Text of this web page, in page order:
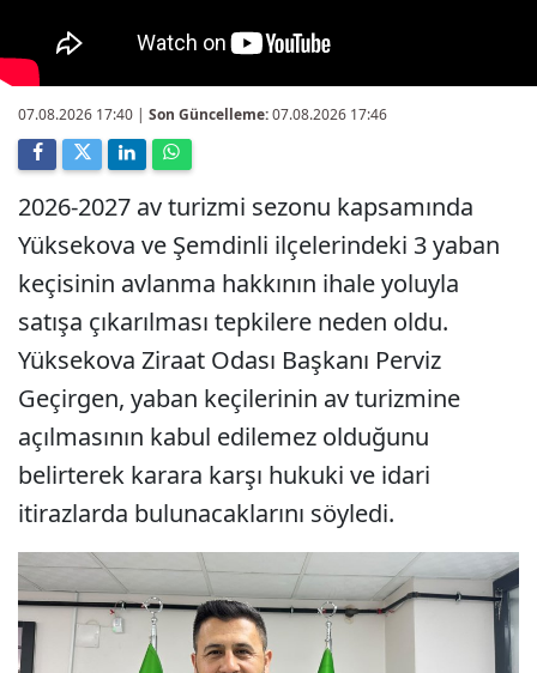
07.08.2026 17:40 | Son Güncelleme:07.08.2026 17:46
2026-2027 av turizmi sezonu kapsamında
Yüksekova ve Şemdinli ilçelerindeki 3 yaban
keçisinin avlanma hakkının ihale yoluyla
satışa çıkarılması tepkilere neden oldu.
Yüksekova Ziraat Odası Başkanı Perviz
Geçirgen, yaban keçilerinin av turizmine
açılmasının kabul edilemez olduğunu
belirterek karara karşı hukuki ve idari
itirazlarda bulunacaklarını söyledi.